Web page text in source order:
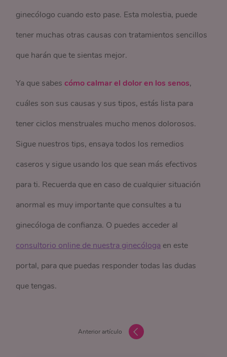
ginecólogo cuando esto pase. Esta molestia, puede
tener muchas otras causas con tratamientos sencillos
que harán que te sientas mejor.
Ya que sabescómo calmar el dolor en los senos,
cuáles son sus causas y sus tipos, estás lista para
tener ciclos menstruales mucho menos dolorosos.
Sigue nuestros tips, ensaya todos los remedios
caseros y sigue usando los que sean más efectivos
para ti. Recuerda que en caso de cualquier situación
anormal es muy importante que consultes a tu
ginecóloga de confianza. O puedes acceder al
consultorio online de nuestra ginecóloga en este
portal, para que puedas responder todas las dudas
que tengas.
Anterior artículo